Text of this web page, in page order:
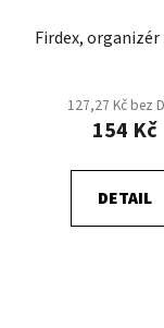
Firdex,
127,27 Kč bez
154 Kč
DETAIL